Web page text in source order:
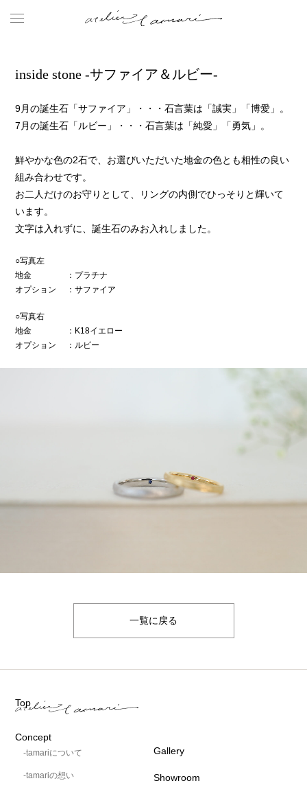
inside stone -サファイア＆ルビー-
9月の誕生石「サファイア」・・・石言葉は「誠実」「博愛」。
7月の誕生石「ルビー」・・・石言葉は「純愛」「勇気」。
鮮やかな色の2石で、お選びいただいた地金の色とも相性の良い
組み合わせです。
お二人だけのお守りとして、リングの内側でひっそりと輝いて
います。
文字は入れずに、誕生石のみお入れしました。
○写真左
地金
：プラチナ
オプション
：サファイア
○写真右
地金
：K18イエロー
オプション
：ルビー
一覧に戻る
Top
Concept
-tamariについて
-tamariの想い
Gallery
Showroom